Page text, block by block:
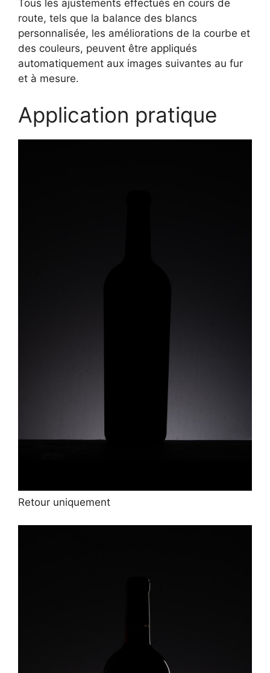
Tous les ajustements effectués en cours de
route, tels que la balance des blancs
personnalisée, les améliorations de la courbe et
des couleurs, peuvent être appliqués
automatiquement aux images suivantes au fur
et à mesure.
Application pratique
Retour uniquement